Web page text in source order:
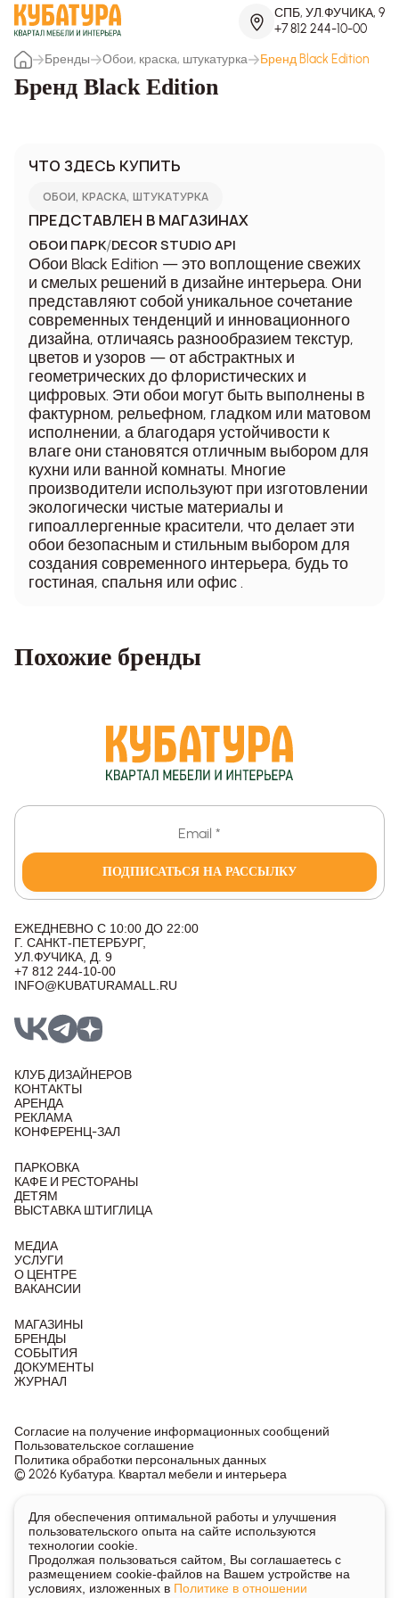
СПБ, УЛ.ФУЧИКА, 9
+7 812 244-10-00
Бренды
Обои, краска, штукатурка Бренд Black Edition
Бренд Black Edition
ЧТО ЗДЕСЬ КУПИТЬ
ОБОИ, КРАСКА, ШТУКАТУРКА
ПРЕДСТАВЛЕН В МАГАЗИНАХ
ОБОИ ПАРК/DECOR STUDIO API
Обои Black Edition — это воплощение свежих
и смелых решений в дизайне интерьера. Они
представляют собой уникальное сочетание
современных тенденций и инновационного
дизайна, отличаясь разнообразием текстур,
цветов и узоров — от абстрактных и
геометрических до флористических и
цифровых. Эти обои могут быть выполнены в
фактурном, рельефном, гладком или матовом
исполнении, а благодаря устойчивости к
влаге они становятся отличным выбором для
кухни или ванной комнаты. Многие
производители используют при изготовлении
экологически чистые материалы и
гипоаллергенные красители, что делает эти
обои безопасным и стильным выбором для
создания современного интерьера, будь то
гостиная, спальня или офис .
Похожие бренды
ПОДПИСАТЬСЯ НА РАССЫЛКУ
ЕЖЕДНЕВНО С 10:00 ДО 22:00
Г. САНКТ-ПЕТЕРБУРГ,
УЛ.ФУЧИКА, Д. 9
+7 812 244-10-00
INFO@KUBATURAMALL.RU
КЛУБ ДИЗАЙНЕРОВ
КОНТАКТЫ
АРЕНДА
РЕКЛАМА
КОНФЕРЕНЦ-ЗАЛ
ПАРКОВКА
КАФЕ И РЕСТОРАНЫ
ДЕТЯМ
ВЫСТАВКА ШТИГЛИЦА
МЕДИА
УСЛУГИ
О ЦЕНТРЕ
ВАКАНСИИ
МАГАЗИНЫ
БРЕНДЫ
СОБЫТИЯ
ДОКУМЕНТЫ
ЖУРНАЛ
© 2026 Кубатура. Квартал мебели и интерьера
Согласие на получение информационных сообщений
Пользовательское соглашение
Политика обработки персональных данных
Информация о товарах и ценах на сайте не является
публичной офертой, носит исключительно информационный
характер.
Для получения подробной информации о наличии и стоимости
указанных товаров и услуг напишите или позвоните нам.
Для обеспечения оптимальной работы и улучшения
пользовательского опыта на сайте используются
технологии cookie.
Продолжая пользоваться сайтом, Вы соглашаетесь с
размещением cookie-файлов на Вашем устройстве на
условиях, изложенных в Политике в отношении